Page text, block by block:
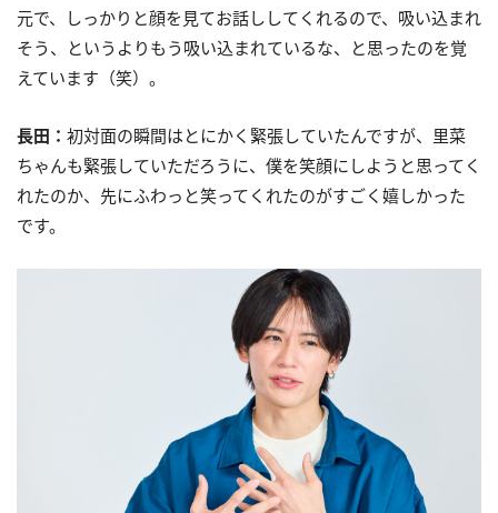
元で、しっかりと顔を見てお話ししてくれるので、吸い込まれ
そう、というよりもう吸い込まれているな、と思ったのを覚
えています（笑）。
長田： 初対面の瞬間はとにかく緊張していたんですが、里菜
ちゃんも緊張していただろうに、僕を笑顔にしようと思ってく
れたのか、先にふわっと笑ってくれたのがすごく嬉しかった
です。